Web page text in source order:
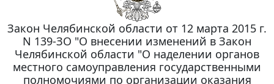
Закон Челябинской области от 12 марта 2015 г.
N 139-ЗО "О внесении изменений в Закон
Челябинской области "О наделении органов
местного самоуправления государственными
полномочиями по организации оказания